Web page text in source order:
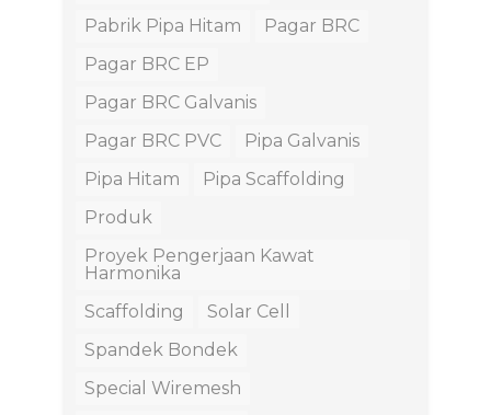
Pabrik Pipa Hitam
Pagar BRC
Pagar BRC EP
Pagar BRC Galvanis
Pagar BRC PVC
Pipa Galvanis
Pipa Hitam
Pipa Scaffolding
Produk
Proyek Pengerjaan Kawat
Harmonika
Scaffolding
Solar Cell
Spandek Bondek
Special Wiremesh